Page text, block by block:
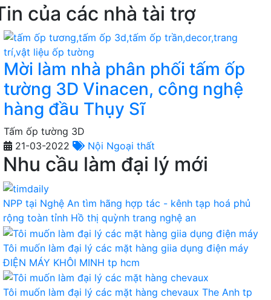
của các nhà tài trợ
Mời làm nhà phân phối tấm ốp
tường 3D Vinacen, công nghệ
hàng đầu Thụy Sĩ
Tấm ốp tường 3D
21-03-2022
Nội Ngoại thất
Nhu cầu làm đại lý mới
NPP tại Nghệ An tìm hãng hợp tác - kênh tạp hoá phủ
rộng toàn tỉnh Hồ thị quỳnh trang nghệ an
Tôi muốn làm đại lý các mặt hàng giia dụng điện máy
ĐIỆN MÁY KHÔI MINH tp hcm
Tôi muốn làm đại lý các mặt hàng chevaux The Anh tp